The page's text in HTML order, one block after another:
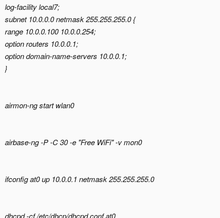
log-facility local7;
subnet 10.0.0.0 netmask 255.255.255.0 {
range 10.0.0.100 10.0.0.254;
option routers 10.0.0.1;
option domain-name-servers 10.0.0.1;
}
airmon-ng start wlan0
airbase-ng -P -C 30 -e "Free WiFi" -v mon0
ifconfig at0 up 10.0.0.1 netmask 255.255.255.0
dhcpd -cf /etc/dhcp/dhcpd.conf at0